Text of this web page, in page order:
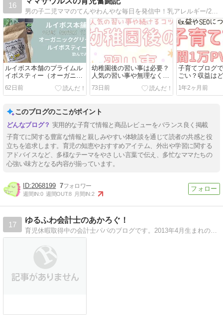
16
男の子二児ママのてんやわんやな毎日を発信中！乳アレルギー/2歳半差/兄弟育児/幼稚園
ルイボス本舗のプライムル
イボスティー（オーガニッ
クグリーンルイボスティ
ー）を紹介！
62日前
幼稚園後の習い事は必要？
人気の習い事や無理なく続
けるコツも
73日前
子育てブログ
ごい？収益は
る？
1年2ヶ月前
このブログのここがポイント
実用的な子育て情報と商品レビューをバランス良く掲載
子育てに関する豊富な情報と親しみやすい体験談を通じて読者の共感と役
立ちを追求します。育児の知恵やおすすめアイテム、外出や学習に関する
アドバイスなど、多様なテーマをやさしい言葉で伝え、多忙なママたちの
心強い味方となる内容が揃っています。
2068199 7
週間IN:0 週間OUT:8 月間IN:2
17
ゆるふわ会計士のあかろぐ！
育児休暇取得中の会計士パパのブログです。2013年4月生まれの男の子。アトピっ子なので、その対策も書いていきます。